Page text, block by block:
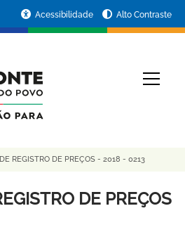
Acessibilidade Alto Contraste
REGISTRO DE PREÇOS - 2018 - 0213
DE PREÇOS